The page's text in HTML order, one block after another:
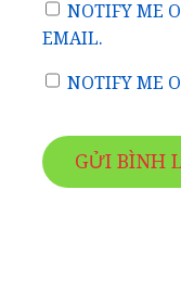
NOTIFY ME
EMAIL.
NOTIFY ME